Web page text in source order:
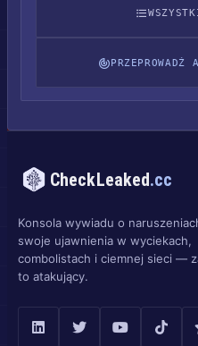
PRZEPROWADŹ
CheckLeaked.cc
Konsola wywiadu o
swoje ujawnienia w wyciekach,
combolistach i ciemnej sieci —
to atakujący.